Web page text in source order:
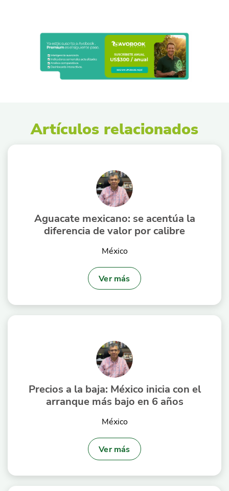
Artículos relacionados
Aguacate mexicano: se acentúa la
diferencia de valor por calibre
México
Ver más
Precios a la baja: México inicia con el
arranque más bajo en 6 años
México
Ver más